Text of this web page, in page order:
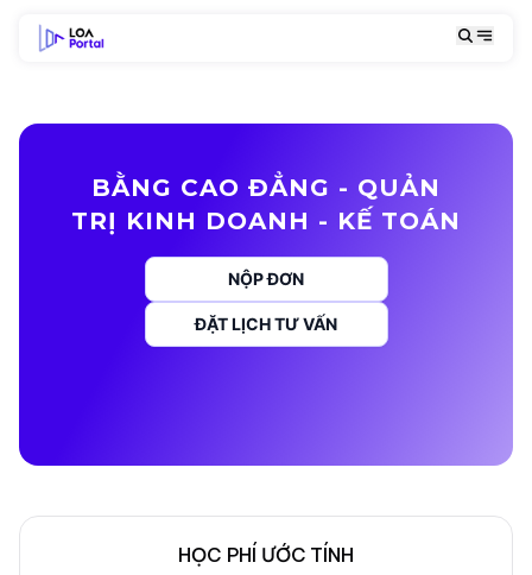
BẰNG CAO ĐẲNG - QUẢN
TRỊ KINH DOANH - KẾ TOÁN
NỘP ĐƠN
ĐẶT LỊCH TƯ VẤN
HỌC PHÍ ƯỚC TÍNH